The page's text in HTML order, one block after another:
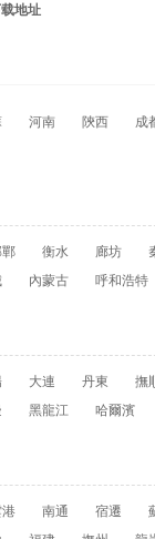
地址
河南 陝西 成
衡水 廊坊
內蒙古
呼和浩特
大連 丹東
撫
黑龍江
哈爾濱
南通 宿遷